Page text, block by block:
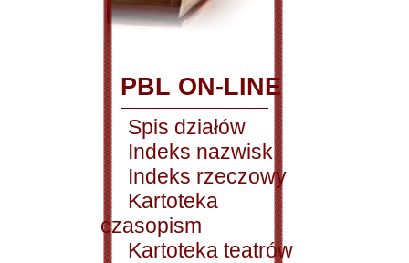
PBL ON-LINE
Spis działów
Indeks nazwisk
Indeks rzeczowy
Kartoteka
czasopism
Kartoteka teatrów